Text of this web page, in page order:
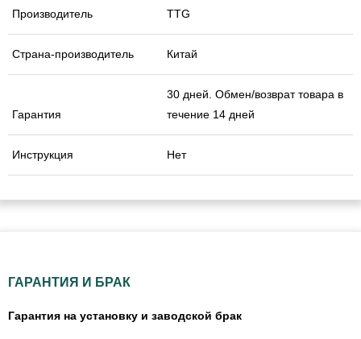
Производитель TTG
Страна-производитель Китай
Гарантия
30 дней. Обмен/возврат товара в
течение 14 дней
Инструкция Нет
ГАРАНТИЯ И БРАК
Гарантия на установку и заводской брак